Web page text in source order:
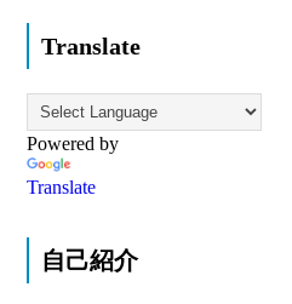
Translate
Powered by
Translate
自己紹介